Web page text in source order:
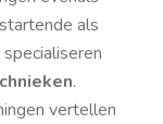
als
.
vertellen